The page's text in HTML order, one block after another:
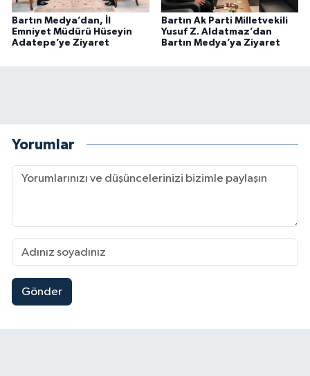
Bartın Medya’dan, İl
Emniyet Müdürü Hüseyin
Adatepe’ye Ziyaret
Bartın Ak Parti Milletvekili
Yusuf Z. Aldatmaz’dan
Bartın Medya’ya Ziyaret
Yorumlar
Gönder